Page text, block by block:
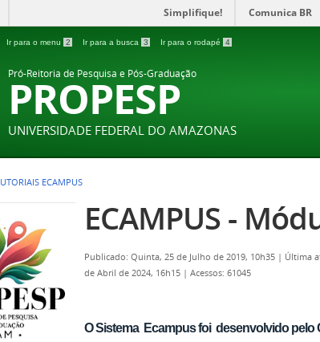
Simplifique! Comunica BR
Ir para o menu 2 Ir para a busca 3 Ir para o rodapé 4
Pró-Reitoria de Pesquisa e Pós-Graduação
PROPESP
UNIVERSIDADE FEDERAL DO AMAZONAS
ECAMPUS
ECAMPUS -
Publicado: Quinta, 25 de Julho de 2019, 10h35 | Última
de Abril de 2024, 16h15 | Acessos: 61045
O Sistema Ecampus foi desenvolvido pelo